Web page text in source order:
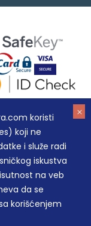
koristi
koji ne
i služe radi
iskustva
na veb
da se
korišćenjem
DOO BEOGRAD
20337524
PDV je uračunat u
opisu proizvoda,
da su sve
na sajtu su